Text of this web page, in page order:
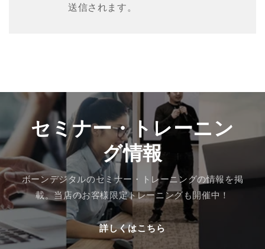
送信されます。
セミナー・トレーニン
グ情報
ボーンデジタルのセミナー・トレーニングの情報を掲
載。当店のお客様限定トレーニングも開催中！
詳しくはこちら